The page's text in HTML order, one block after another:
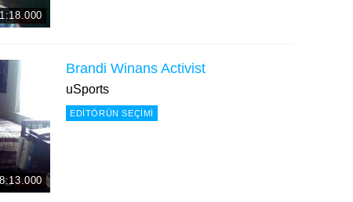
Brandi Winans Activist
uSports
EDITÖRÜN SEÇIMI